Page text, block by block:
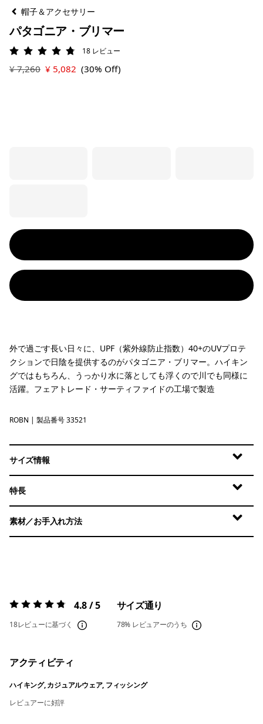
帽子＆アクセサリー
パタゴニア・ブリマー
評価: 4.8 / 5
18 レビュー
¥ 7,260 ¥ 5,082 (30% Off)
外で過ごす長い日々に、UPF（紫外線防止指数）40+のUVプロテ
クションで日陰を提供するのがパタゴニア・ブリマー。ハイキン
グではもちろん、うっかり水に落としても浮くので川でも同様に
活躍。フェアトレード・サーティファイドの工場で製造
Robin Brown
ROBN | 製品番号 33521
サイズ情報
特長
素材／お手入れ方法
評価:4.8 / 5 4.8 / 5
18レビューに基づく
サイズ通り
78% レビュアーのうち
アクティビティ
ハイキング, カジュアルウェア, フィッシング
レビュアーに好評